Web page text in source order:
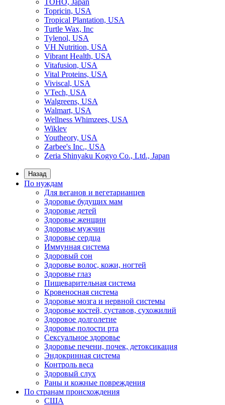
TOHO, Japan
Topricin, USA
Tropical Plantation, USA
Turtle Wax, Inc
Tylenol, USA
VH Nutrition, USA
Vibrant Health, USA
Vitafusion, USA
Vital Proteins, USA
Viviscal, USA
VTech, USA
Walgreens, USA
Walmart, USA
Wellness Whimzees, USA
Wiklev
Youtheory, USA
Zarbee's Inc., USA
Zeria Shinyaku Kogyo Co., Ltd., Japan
Назад
По нуждам
Для веганов и вегетарианцев
Здоровье будущих мам
Здоровье детей
Здоровье женщин
Здоровье мужчин
Здоровье сердца
Иммунная система
Здоровый сон
Здоровье волос, кожи, ногтей
Здоровье глаз
Пищеварительная система
Кровеносная система
Здоровье мозга и нервной системы
Здоровье костей, суставов, сухожилий
Здоровое долголетие
Здоровье полости рта
Сексуальное здоровье
Здоровье печени, почек, детоксикация
Эндокринная система
Контроль веса
Здоровый слух
Раны и кожные повреждения
По странам происхождения
США